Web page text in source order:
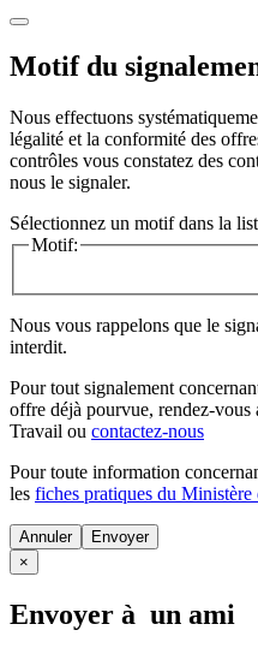
Motif du
Nous effectuons
légalité et la conformité des
contrôles vous constatez des
nous le signaler.
Sélectionnez un motif dans la
Motif:
Nous vous rappelons que le
interdit.
Pour tout signalement
offre déjà pourvue, rendez-vous
Travail ou contactez-nous
Pour toute information
les fiches pratiques du Ministère
Annuler
×
Envoyer à un ami